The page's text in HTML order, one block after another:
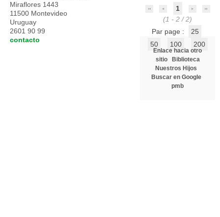
1
(1 - 2 / 2)
Par page :
25
50
100 200
Enlace hacia otro
sitio
Biblioteca
Nuestros Hijos
Buscar en Google
pmb
Miraflores 1443
11500 Montevideo
Uruguay
2601 90 99
contacto